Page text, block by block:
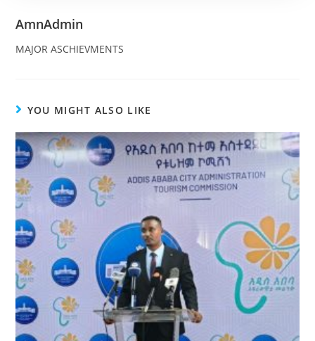
AmnAdmin
MAJOR ASCHIEVMENTS
YOU MIGHT ALSO LIKE